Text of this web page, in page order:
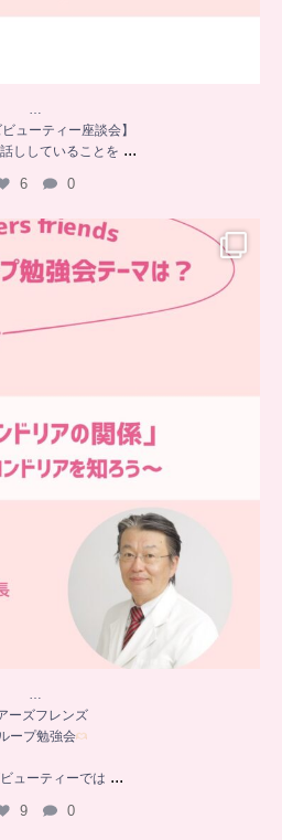
…
ビューティー座談会】
ししていることを ...
6 0
…
ープ勉強会
…
ーズフレンズ
ープ勉強会
ューティーでは ...
9 0